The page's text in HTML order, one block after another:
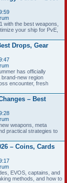
with the best weapons,
your ship for PvE,
Drops, Gear
has officially
new region
encounter, fresh
– Best
weapons, meta
practical strategies to
– Coins, Cards
EVOS, captains, and
methods, and how to